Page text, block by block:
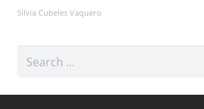
Silvia Cubeles Vaquero
Search